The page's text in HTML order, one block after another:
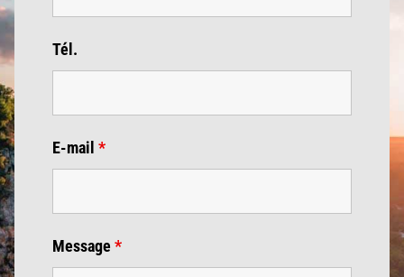
Tél.
E-mail *
Message *